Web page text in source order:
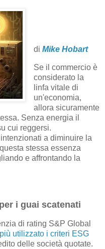
di Mike Hobart
Se il commercio è
considerato la
linfa vitale di
un'economia,
allora sicuramente
Senza energia il
cui reggersi.
a diminuire la
stessa essenza
e affrontando la
i guai scatenati
di rating S&P Global
utilizzato i criteri ESG
delle società quotate.